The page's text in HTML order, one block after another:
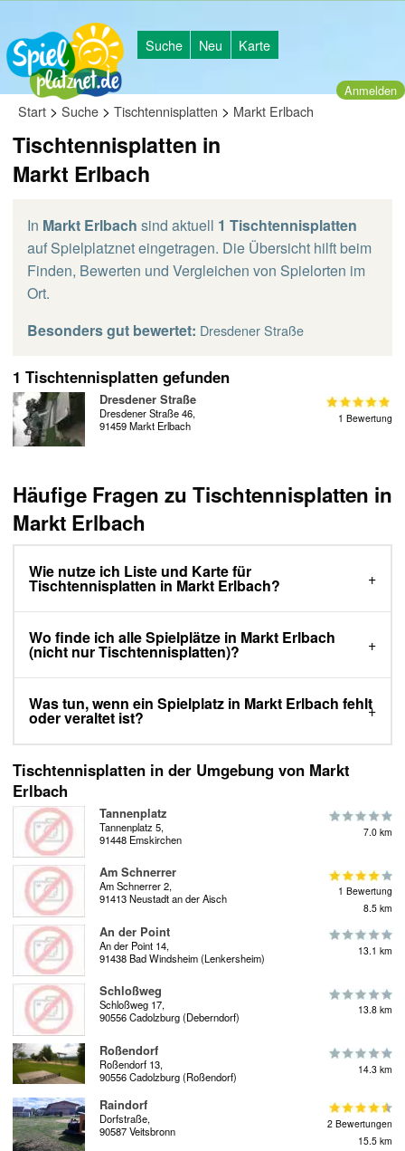
Suche Neu Karte
Anmelden
Start > Suche > Tischtennisplatten > Markt Erlbach
Tischtennisplatten in
Markt Erlbach
In Markt Erlbach sind aktuell 1 Tischtennisplatten
auf Spielplatznet eingetragen. Die Übersicht hilft beim
Finden, Bewerten und Vergleichen von Spielorten im
Ort.
Besonders gut bewertet: Dresdener Straße
1 Tischtennisplatten gefunden
Dresdener Straße
Dresdener Straße 46,
91459 Markt Erlbach
1 Bewertung
Häufige Fragen zu Tischtennisplatten in
Markt Erlbach
Wie nutze ich Liste und Karte für
Tischtennisplatten in Markt Erlbach?
Wo finde ich alle Spielplätze in Markt Erlbach
(nicht nur Tischtennisplatten)?
Was tun, wenn ein Spielplatz in Markt Erlbach fehlt
oder veraltet ist?
Tischtennisplatten in der Umgebung von Markt
Erlbach
Tannenplatz
Tannenplatz 5,
91448 Emskirchen
7.0 km
Am Schnerrer
Am Schnerrer 2,
91413 Neustadt an der Aisch
1 Bewertung
8.5 km
An der Point
An der Point 14,
91438 Bad Windsheim (Lenkersheim)
13.1 km
Schloßweg
Schloßweg 17,
90556 Cadolzburg (Deberndorf)
13.8 km
Roßendorf
Roßendorf 13,
90556 Cadolzburg (Roßendorf)
14.3 km
Raindorf
Dorfstraße,
90587 Veitsbronn
2 Bewertungen
15.5 km